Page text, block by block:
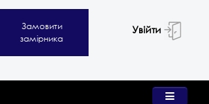
Замовити
замірника
Увійти